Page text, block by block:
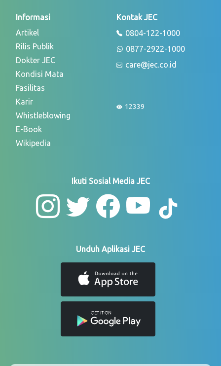
Informasi
Artikel
Rilis Publik
Dokter JEC
Kondisi Mata
Fasilitas
Karir
Whistleblowing
E-Book
Wikipedia
Kontak JEC
0804-122-1000
0877-2922-1000
care@jec.co.id
12339
Ikuti Sosial Media JEC
Unduh Aplikasi JEC